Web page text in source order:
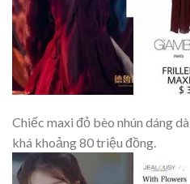
Chiếc maxi đỏ bèo nhún dáng
khá khoảng 80 triệu đồng.